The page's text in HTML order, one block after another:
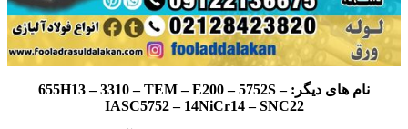
نام های دیگر: 655H13 – 3310 – TEM – E200 – 5752S –
IASC5752 – 14NiCr14 – SNC22